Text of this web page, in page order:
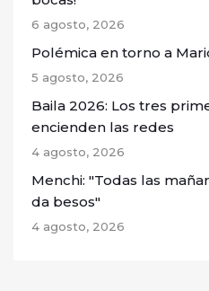
6 agosto, 2026
Polémica en torno a
5 agosto, 2026
Baila 2026: Los tres
encienden las redes
4 agosto, 2026
Menchi: "Todas las
da besos"
4 agosto, 2026